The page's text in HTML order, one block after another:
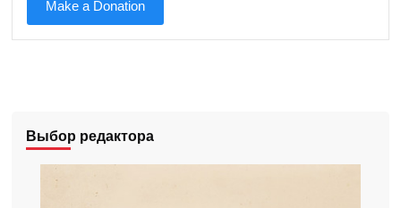
Make a Donation
Выбор редактора